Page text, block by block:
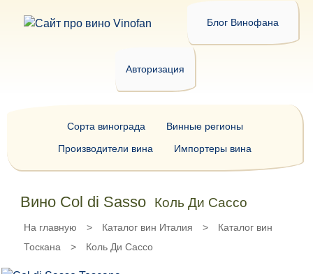
Блог Винофана
Авторизация
Вино Col di Sasso Коль Ди Сассо
На главную > Каталог вин Италия >
Каталог вин
Тоскана
> Коль Ди Сассо
Сорта винограда
Винные регионы
Производители вина
Импортеры вина